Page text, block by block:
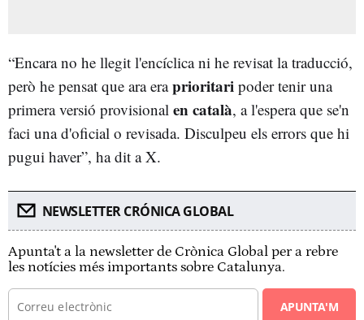
“Encara no he llegit l'encíclica ni he revisat la traducció,
però he pensat que ara eraprioritari poder tenir una
primera versió provisional en català, a l'espera que se'n
faci una d'oficial o revisada. Disculpeu els errors que hi
pugui haver”, ha dit a X.
NEWSLETTER CRÓNICA GLOBAL
Apunta't a la newsletter de Crònica Global per a rebre
les notícies més importants sobre Catalunya.
APUNTA'M